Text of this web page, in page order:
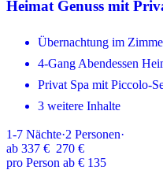
Heimat Genuss mit
Übernachtung im
4-Gang Abendessen
Privat Spa mit Piccolo-
3 weitere Inhalte
1-7 Nächte·2 Personen·
ab 337 € 270 €
pro Person ab € 135